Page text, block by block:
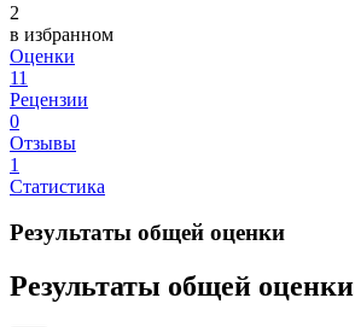
2
в избранном
Оценки
11
Рецензии
0
Отзывы
1
Статистика
Результаты общей оценки
Результаты общей оценки